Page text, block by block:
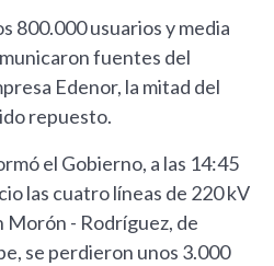
800.000 usuarios y media
fuentes del
Edenor, la mitad del
repuesto.
el Gobierno, a las 14:45
las cuatro líneas de 220 kV
Morón - Rodríguez, de
se perdieron unos 3.000